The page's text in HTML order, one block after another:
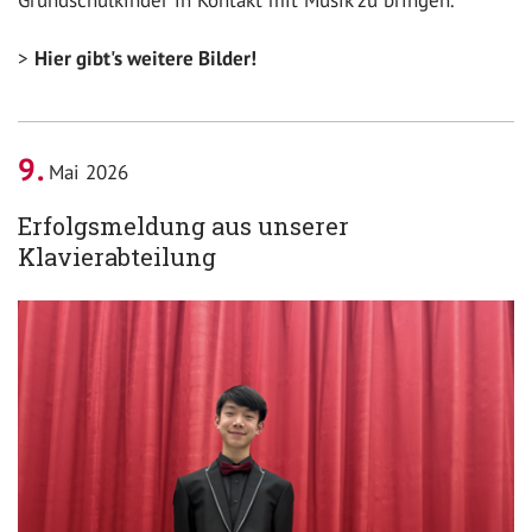
Hier gibt's weitere Bilder!
9 Mai 2026
Erfolgsmeldung aus unserer
Klavierabteilung